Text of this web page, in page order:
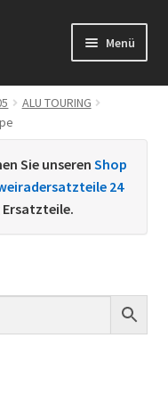
Menü
ALU TOURING
Sie unseren Shop
24